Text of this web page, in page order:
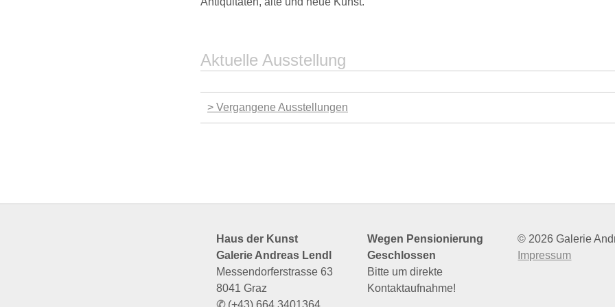
Aktuelle Ausstellung
> Vergangene Ausstellungen
Haus der Kunst
Galerie Andreas Lendl
Messendorferstrasse 63
8041 Graz
Wegen Pensionierung
Geschlossen
Bitte um direkte
Kontaktaufnahme!
© 2026 Galerie
Impressum